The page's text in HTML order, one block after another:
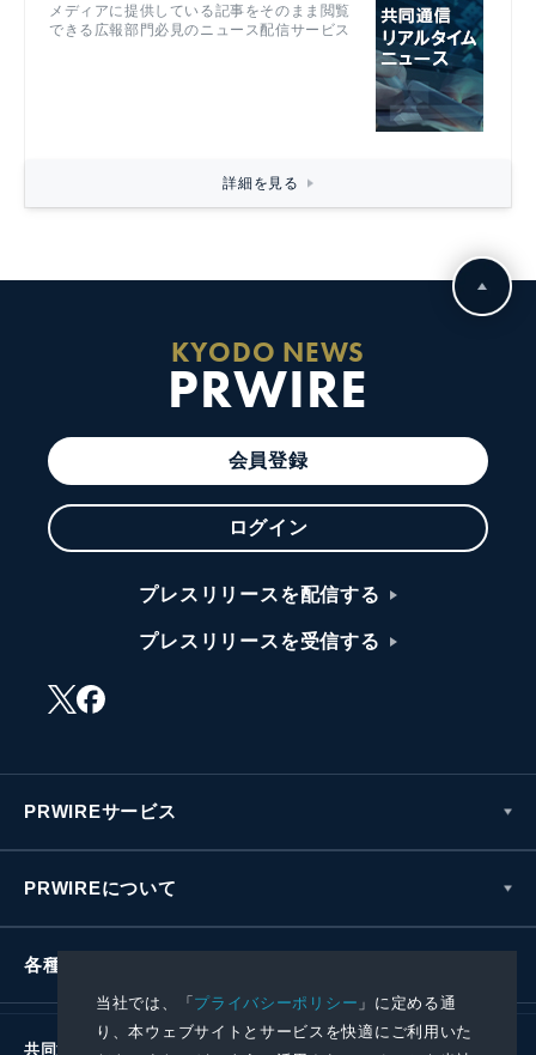
当社では、「プライバシーポリシー 」に定める通
り、本ウェブサイトとサービスを快適にご利用いた
メディアに提供している記事をそのまま閲覧
できる広報部門必見のニュース配信サービス
詳細を見る
KYODO NEWS
PRWIRE
会員登録
ログイン
プレスリリースを配信する
プレスリリースを受信する
PRWIREサービス
PRWIREについて
各種お問い合わせ
共同通信社グループ